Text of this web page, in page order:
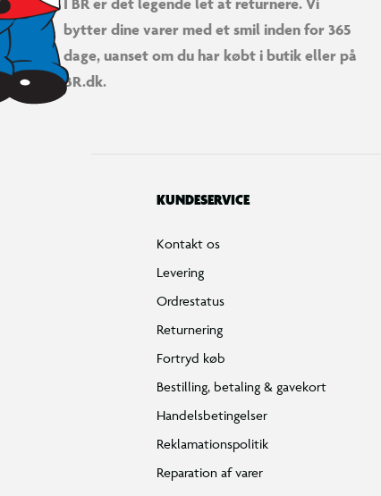
I BR er det legende let at returnere. Vi
bytter dine varer med et smil inden for 365
dage, uanset om du har købt i butik eller på
BR.dk.
KUNDESERVICE
Kontakt os
Levering
Ordrestatus
Returnering
Fortryd køb
Bestilling, betaling & gavekort
Handelsbetingelser
Reklamationspolitik
Reparation af varer